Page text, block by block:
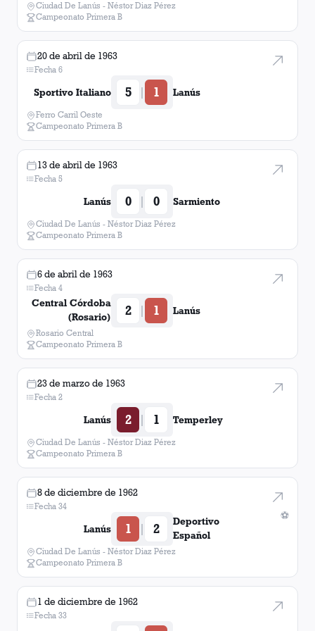
Ciudad De Lanús - Néstor Diaz Pérez
Campeonato Primera B
20 de abril de 1963
Fecha 6
Sportivo Italiano 5 | 1 Lanús
Ferro Carril Oeste
Campeonato Primera B
13 de abril de 1963
Fecha 5
Lanús 0 | 0 Sarmiento
Ciudad De Lanús - Néstor Diaz Pérez
Campeonato Primera B
6 de abril de 1963
Fecha 4
Central Córdoba
(Rosario)
2 | 1 Lanús
Rosario Central
Campeonato Primera B
23 de marzo de 1963
Fecha 2
Lanús 2 | 1 Temperley
Ciudad De Lanús - Néstor Diaz Pérez
Campeonato Primera B
⚽
8 de diciembre de 1962
Fecha 34
Lanús 1 | 2
Deportivo
Español
Ciudad De Lanús - Néstor Diaz Pérez
Campeonato Primera B
1 de diciembre de 1962
Fecha 33